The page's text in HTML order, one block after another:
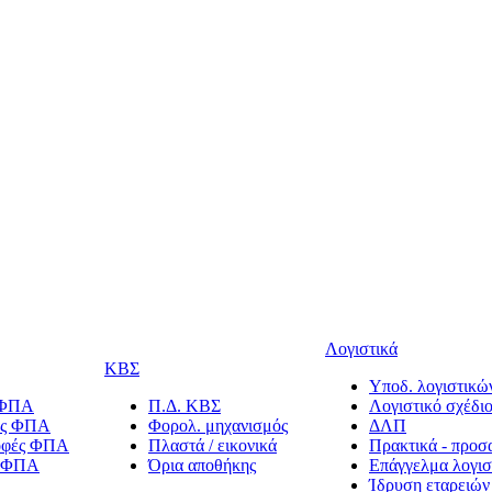
ΦΠΑ
ΦΠΑ
ΦΠΑ
ΚΒΣ
Π.Δ. ΚΒΣ
Φορολ. μηχανισμός
Πλαστά / εικονικά
Όρια αποθήκης
Λογιστικά
Υποδ.
Λογιστικό σχέδιο
ΔΛΠ
Πρακτικά -
Επάγγελμα
Ίδρυση εταρειών